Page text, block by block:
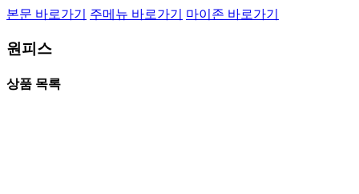
본문 바로가기 주메뉴 바로가기 마이존 바로가기
원피스
상품 목록